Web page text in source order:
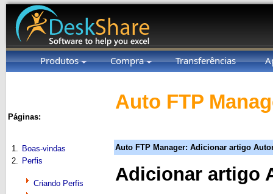
Produtos Compra Transferências
Páginas:
1.
Boas-vindas
2.
Perfis
Criando Perfis
Auto FTP
Auto FTP Manager: Adicionar artigo
Adicionar artigo